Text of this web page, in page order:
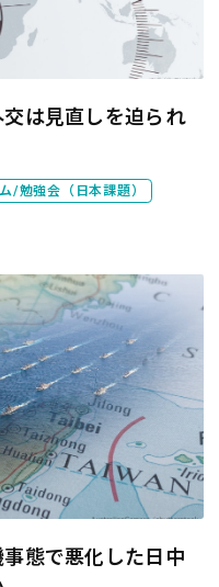
は見直しを迫られ
/勉強会（日本課題）
態で悪化した日中